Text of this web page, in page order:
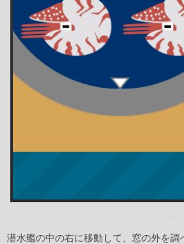
潜水艦の中の右に移動して、窓の外を調